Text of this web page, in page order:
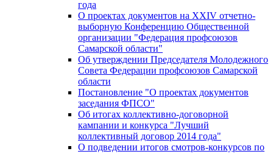
года
О проектах документов на XXIV отчетно-
выборную Конференцию Общественной
организации "Федерация профсоюзов
Самарской области"
Об утверждении Председателя Молодежного
Совета Федерации профсоюзов Самарской
области
Постановление "О проектах документов
заседания ФПСО"
Об итогах коллективно-договорной
кампании и конкурса "Лучший
коллективный договор 2014 года"
О подведении итогов смотров-конкурсов по